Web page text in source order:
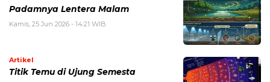
Padamnya Lentera Malam
Kamis, 25 Jun 2026 - 14:21 WIB
Artikel
Titik Temu di Ujung Semesta